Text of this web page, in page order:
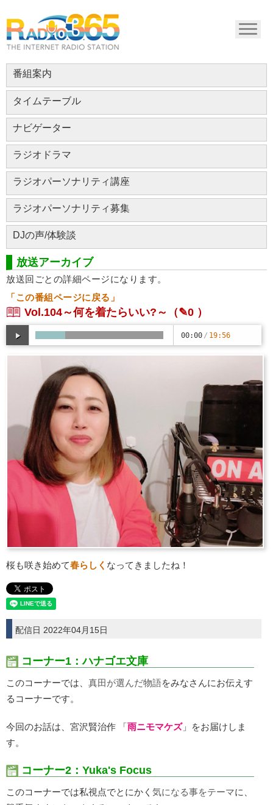
番組案内
タイムテーブル
ナビゲーター
ラジオドラマ
ラジオパーソナリティ講座
ラジオパーソナリティ募集
DJの声/体験談
放送アーカイブ
放送回ごとの詳細ページになります。
「この番組ページに戻る」
Vol.104～何を着たらいい?～ （✎0 ）
00:00 / 19:56
桜も咲き始めて春らしく なってきましたね！
配信日 2022年04月15日
コーナー1：ハナゴエ文庫
このコーナーでは、 真田が選んだ物語をみなさんにお伝えす
るコーナーです。
今回のお話は、宮沢賢治作 「雨ニモマケズ」をお届けしま
す。
コーナー2：Yuka's Focus
このコーナーでは私視点でとにかく 気になる事︎をテーマに、